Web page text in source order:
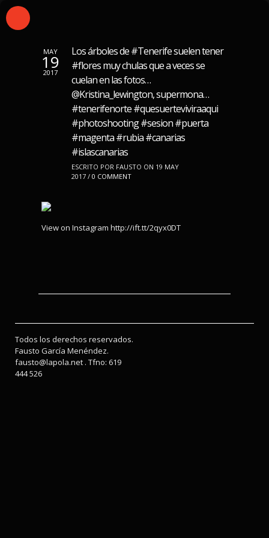
MAY
19
2017
Los árboles de #Tenerife suelen tener
#flores muy chulas que a veces se
cuelan en las fotos…
@Kristina_lewington, supermona…
#tenerifenorte #quesuerteviviraaqui
#photoshooting #sesion #puerta
#magenta #rubia #canarias
#islascanarias
ESCRITO POR FAUSTO ON 19 MAY
2017 / 0 COMMENT
View on Instagram http://ift.tt/2qyx0DT
Todos los derechos reservados.
Fausto García Menéndez.
fausto@lapola.net . Tfno: 619
444 526